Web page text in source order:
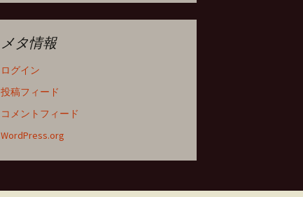
メタ情報
ログイン
投稿フィード
コメントフィード
WordPress.org